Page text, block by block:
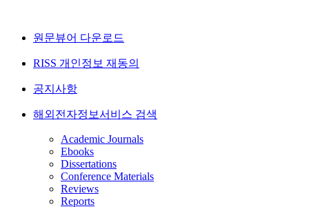
원문뷰어 다운로드
RISS 개인정보 재동의
공지사항
해외전자정보서비스 검색
Academic Journals
Ebooks
Dissertations
Conference Materials
Reviews
Reports